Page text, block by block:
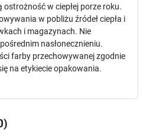
w ciepłej porze roku.
w pobliżu źródeł ciepła i
i magazynach. Nie
nasłonecznieniu.
farby przechowywanej zgodnie
na etykiecie opakowania.